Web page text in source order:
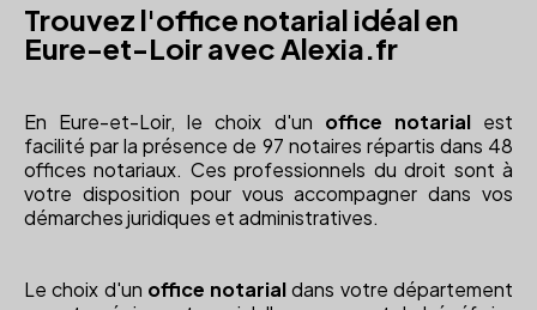
Trouvez l'office notarial idéal en
Eure-et-Loir avec Alexia.fr
En Eure-et-Loir, le choix d'un office notarialest
facilité par la présence de 97 notaires répartis dans 48
offices notariaux. Ces professionnels du droit sont à
votre disposition pour vous accompagner dans vos
démarches juridiques et administratives.
Le choix d'un office notarialdans votre département